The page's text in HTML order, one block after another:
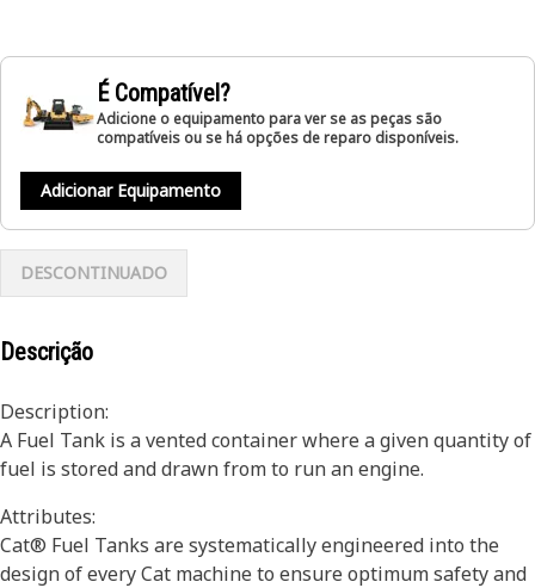
É Compatível?
Adicione o equipamento para ver se as peças são
compatíveis ou se há opções de reparo disponíveis.
Adicionar Equipamento
DESCONTINUADO
Descrição
Description:
A Fuel Tank is a vented container where a given quantity of
fuel is stored and drawn from to run an engine.
Attributes:
Cat® Fuel Tanks are systematically engineered into the
design of every Cat machine to ensure optimum safety and